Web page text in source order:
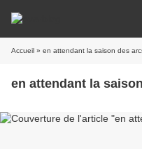
Accueil » en attendant la saison des
en attendant la